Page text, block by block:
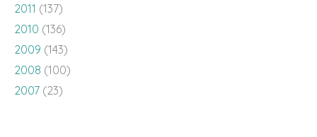
2011 (137)
2010 (136)
2009 (143)
2008 (100)
2007 (23)